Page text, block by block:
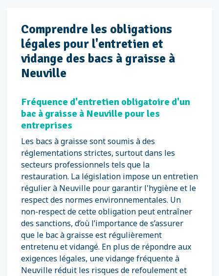
Comprendre les obligations
légales pour l'entretien et
vidange des bacs à graisse à
Neuville
Fréquence d'entretien obligatoire d'un
bac à graisse à Neuville pour les
entreprises
Les bacs à graisse sont soumis à des
réglementations strictes, surtout dans les
secteurs professionnels tels que la
restauration. La législation impose un entretien
régulier à Neuville pour garantir l'hygiène et le
respect des normes environnementales. Un
non-respect de cette obligation peut entraîner
des sanctions, d’où l’importance de s’assurer
que le bac à graisse est régulièrement
entretenu et vidangé. En plus de répondre aux
exigences légales, une vidange fréquente à
Neuville réduit les risques de refoulement et